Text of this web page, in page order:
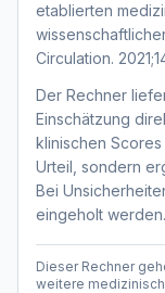
etablierten
Circulation.
Der Rechner
Einschätzung
klinischen
Urteil, sondern
Bei
eingeholt werden.
Dieser Rechner
weitere